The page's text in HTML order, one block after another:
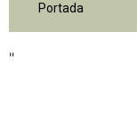
Portada
"